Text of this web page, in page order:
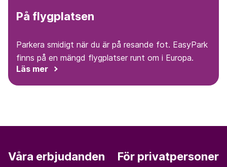
På flygplatsen
Parkera smidigt när du är på resande fot. EasyPark
finns på en mängd flygplatser runt om i Europa.
Läs mer
Våra erbjudanden För privatpersoner